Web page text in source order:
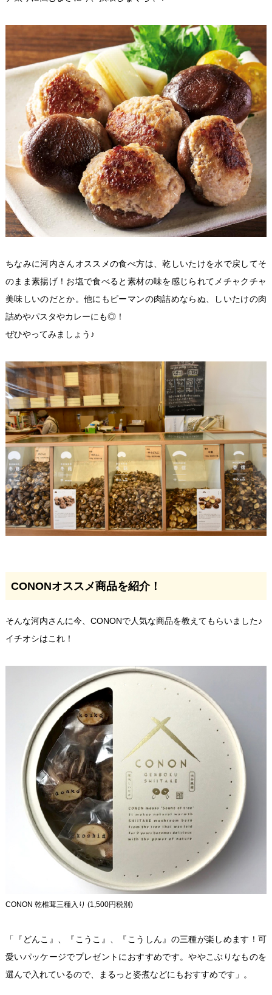
ちなみに河内さんオススメの食べ方は、乾しいたけを水で戻してそ
のまま素揚げ！お塩で食べると素材の味を感じられてメチャクチャ
美味しいのだとか。他にもピーマンの肉詰めならぬ、しいたけの肉
詰めやパスタやカレーにも◎！
ぜひやってみましょう♪
CONONオススメ商品を紹介！
そんな河内さんに今、CONONで人気な商品を教えてもらいました♪
イチオシはこれ！
CONON 乾椎茸三種入り (1,500円税別)
「『どんこ』、『こうこ』、『こうしん』の三種が楽しめます！可
愛いパッケージでプレゼントにおすすめです。ややこぶりなものを
選んで入れているので、まるっと姿煮などにもおすすめです」。